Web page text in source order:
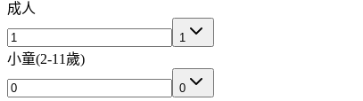
成人
1
小童(2-11歲)
0